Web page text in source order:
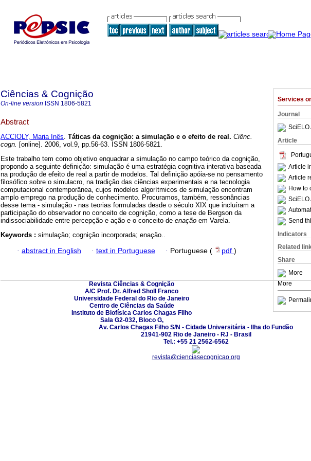
Services
Journal
SciELO
Article
Article
Article
How to
SciELO
Send
Indicators
Related
Share
More
More
Ciências & Cognição
On-line version ISSN 1806-5821
Abstract
ACCIOLY, Maria Inês. Táticas da cognição: a simulação e o efeito de real. Ciênc.
cogn. [online]. 2006, vol.9, pp.56-63. ISSN 1806-5821.
Este trabalho tem como objetivo enquadrar a simulação no campo teórico da cognição,
propondo a seguinte definição: simulação é uma estratégia cognitiva interativa baseada
na produção de efeito de real a partir de modelos. Tal definição apóia-se no pensamento
filosófico sobre o simulacro, na tradição das ciências experimentais e na tecnologia
computacional contemporânea, cujos modelos algorítmicos de simulação encontram
amplo emprego na produção de conhecimento. Procuramos, também, ressonâncias
desse tema - simulação - nas teorias formuladas desde o século XIX que incluíram a
participação do observador no conceito de cognição, como a tese de Bergson da
indissociabilidade entre percepção e ação e o conceito de enação em Varela.
Keywords : simulação; cognição incorporada; enação..
· abstract in English · text in Portuguese · Portuguese ( pdf )
Revista Ciências & Cognição
A/C Prof. Dr. Alfred Sholl Franco
Universidade Federal do Rio de Janeiro
Centro de Ciências da Saúde
Instituto de Biofísica Carlos Chagas Filho
Sala G2-032, Bloco G,
Av. Carlos Chagas Filho S/N - Cidade Universitária - Ilha do Fundão
21941-902 Rio de Janeiro - RJ - Brasil
Tel.: +55 21 2562-6562
revista@cienciasecognicao.org